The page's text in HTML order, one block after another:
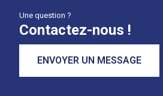
Une question ?
Contactez-nous !
ENVOYER UN MESSAGE